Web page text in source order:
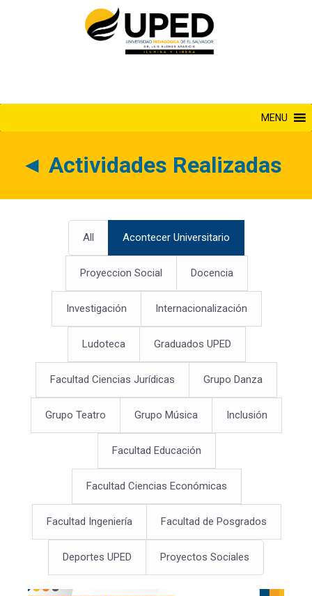
MENU
◄ Actividades Realizadas
All Acontecer Universitario
Proyeccion Social Docencia
Investigación Internacionalización
Ludoteca Graduados UPED
Facultad Ciencias Jurídicas Grupo Danza
Grupo Teatro Grupo Música Inclusión
Facultad Educación
Facultad Ciencias Económicas
Facultad Ingeniería Facultad de Posgrados
Deportes UPED Proyectos Sociales